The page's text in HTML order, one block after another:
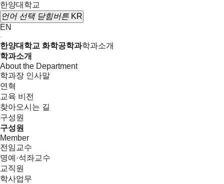
한양대학교
언어 선택 닫힘버튼 KR
EN
한양대학교 화학공학과학과소개
학과소개
About the Department
학과장 인사말
연혁
교육 비전
찾아오시는 길
구성원
구성원
Member
전임교수
명예·석좌교수
교직원
학사업무